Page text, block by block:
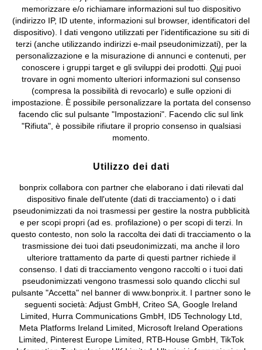
I prezzi sono IVA inclusa. Non includonole spese di spedizione e i
costi di servizio.
Condizioni di vendita Accessibilità
Informativa privacy e cookie Gestione dei cookie
Informazioni legali Diritto di recesso
2026 bonprix.Tutti i diritti riservati.
Valdengo (BI) C.F. 01510910027 - P.I. 01939830020, Reg. Imprese di
IT09060P00000858, N. Reg. AEE: IT08020000002105 Capitale
Sociale: euro 1.000.000 i.v, Società soggetta all'attività di direzione
e coordinamento di bonprix Beteiligungs -Verwaltungsgesellschaft
mbH.
memorizzare e/o richiamare informazioni sul tuo dispositivo
(indirizzo IP, ID utente, informazioni sul browser, identificatori del
dispositivo). I dati vengono utilizzati per l'identificazione su siti di
terzi (anche utilizzando indirizzi e-mail pseudonimizzati), per la
personalizzazione e la misurazione di annunci e contenuti, per
conoscere i gruppi target e gli sviluppi dei prodotti. Quipuoi
trovare in ogni momento ulteriori informazioni sul consenso
(compresa la possibilità di revocarlo) e sulle opzioni di
impostazione. È possibile personalizzare la portata del consenso
facendo clic sul pulsante "Impostazioni". Facendo clic sul link
"Rifiuta", è possibile rifiutare il proprio consenso in qualsiasi
momento.
Utilizzo dei dati
bonprix collabora con partner che elaborano i dati rilevati dal
dispositivo finale dell'utente (dati di tracciamento) o i dati
pseudonimizzati da noi trasmessi per gestire la nostra pubblicità
e per scopi propri (ad es. profilazione) o per scopi di terzi. In
questo contesto, non solo la raccolta dei dati di tracciamento o la
trasmissione dei tuoi dati pseudonimizzati, ma anche il loro
ulteriore trattamento da parte di questi partner richiede il
consenso. I dati di tracciamento vengono raccolti o i tuoi dati
pseudonimizzati vengono trasmessi solo quando clicchi sul
pulsante "Accetta" nel banner di www.bonprix.it. I partner sono le
seguenti società: Adjust GmbH, Criteo SA, Google Ireland
Limited, Hurra Communications GmbH, ID5 Technology Ltd,
Meta Platforms Ireland Limited, Microsoft Ireland Operations
Limited, Pinterest Europe Limited, RTB-House GmbH, TikTok